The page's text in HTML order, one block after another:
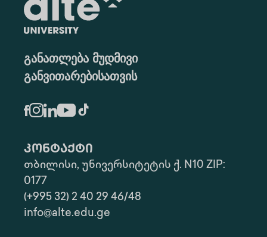
განათლება მუდმივი
განვითარებისათვის
კონტაქტი
თბილისი, უნივერსიტეტის ქ. N10 ZIP:
0177
(+995 32) 2 40 29 46/48
info@alte.edu.ge